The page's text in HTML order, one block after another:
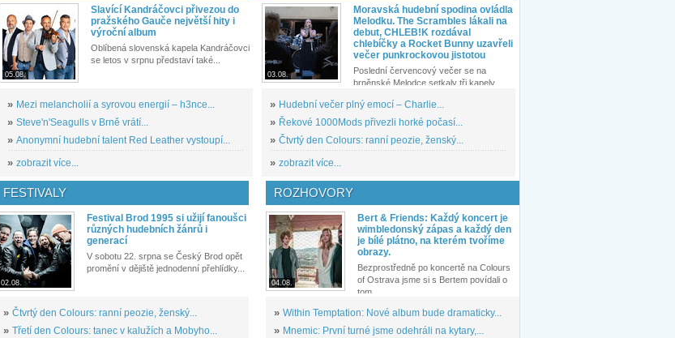
05.08.
Slavící Kandráčovci přivezou do
pražského Gauče největší hity i
výroční album
Oblíbená slovenská kapela Kandráčovci
se letos v srpnu představí také...
» Mezi melancholií a syrovou energií – h3nce...
» Steve'n'Seagulls v Brně vrátí...
» Anonymní hudební talent Red Leather vystoupí...
» zobrazit více...
03.08.
Moravská hudební spodina ovládla
Melodku. The Scrambles lákali na
debut, CHLEB!K rozdával
chlebíčky a Rocket Bunny uzavřeli
večer punkrockovou jistotou
Poslední červencový večer se na
brněnské Melodce setkaly tři kapely...
» Hudební večer plný emocí – Charlie...
» Řekové 1000Mods přivezli horké počasí...
» Čtvrtý den Colours: ranní peozie, ženský...
» zobrazit více...
FESTIVALY
02.08.
Festival Brod 1995 si užijí fanoušci
různých hudebních žánrů i
generací
V sobotu 22. srpna se Český Brod opět
promění v dějiště jednodenní přehlídky...
» Čtvrtý den Colours: ranní peozie, ženský...
» Třetí den Colours: tanec v kalužích a Mobyho...
ROZHOVORY
04.08.
Bert & Friends: Každý koncert je
wimbledonský zápas a každý den
je bílé plátno, na kterém tvoříme
obrazy.
Bezprostředně po koncertě na Colours
of Ostrava jsme si s Bertem povídali o
tom,...
» Within Temptation: Nové album bude dramaticky...
» Mnemic: První turné jsme odehráli na kytary,...